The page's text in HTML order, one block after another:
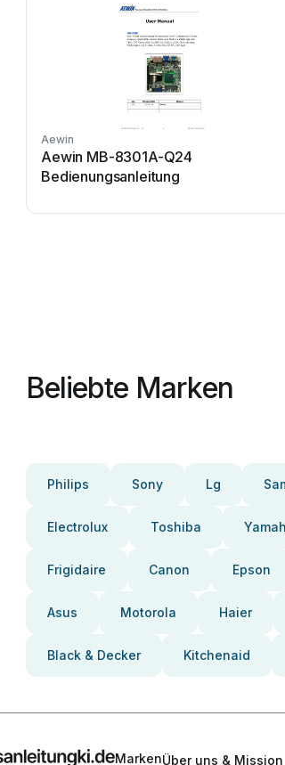
Aewin
Aewin MB-8301A-Q24
Bedienungsanleitung
Beliebte Marken
Philips Sony Lg
Electrolux Toshiba
Frigidaire Canon Epson
Asus Motorola Haier
Black & Decker Kitchenaid
MarkenÜber uns & Mission